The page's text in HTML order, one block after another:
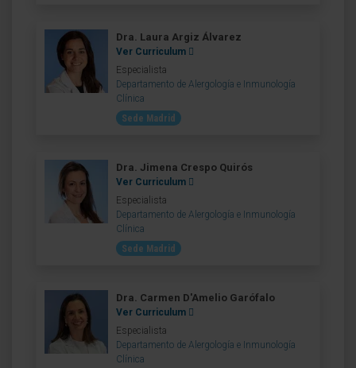
Dra. Laura Argiz Álvarez
Ver Curriculum
Especialista
Departamento de Alergología e Inmunología
Clínica
Sede Madrid
Dra. Jimena Crespo Quirós
Ver Curriculum
Especialista
Departamento de Alergología e Inmunología
Clínica
Sede Madrid
Dra. Carmen D'Amelio Garófalo
Ver Curriculum
Especialista
Departamento de Alergología e Inmunología
Clínica